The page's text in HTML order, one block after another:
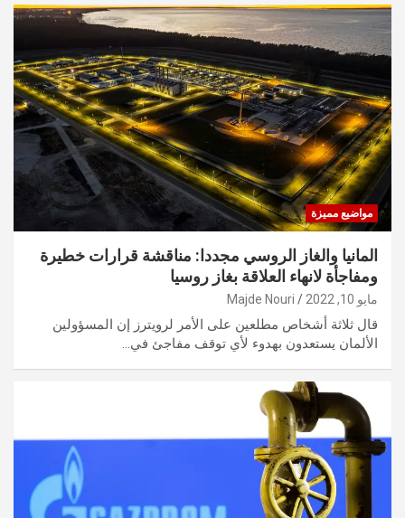
مواضيع مميزة
المانيا والغاز الروسي مجددا: مناقشة قرارات خطيرة
ومفاجأة لانهاء العلاقة بغاز روسيا
مايو 10, 2022 Majde Nouri
قال ثلاثة أشخاص مطلعين على الأمر لرويترز إن المسؤولين
الألمان يستعدون بهدوء لأي توقف مفاجئ في…